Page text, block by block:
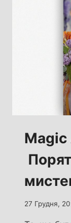
Magic
27 Грудня,